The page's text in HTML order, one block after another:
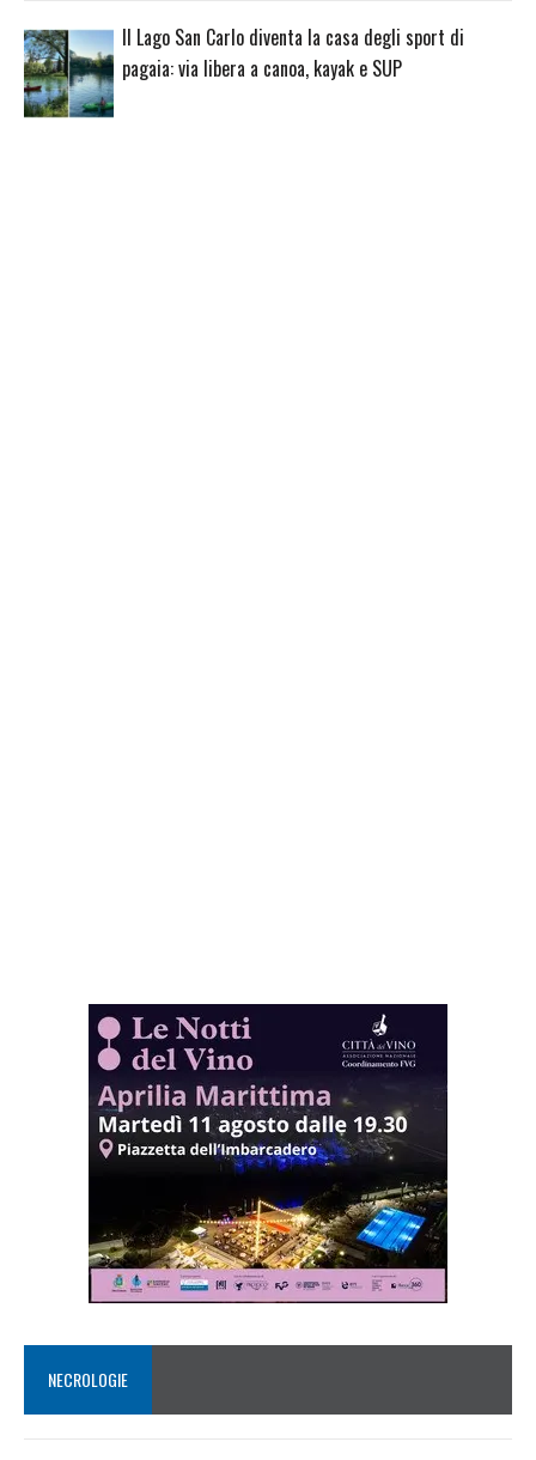
Il Lago San Carlo diventa la casa degli sport di
pagaia: via libera a canoa, kayak e SUP
NECROLOGIE